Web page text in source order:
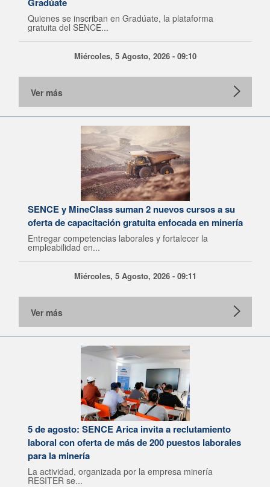
Quienes se inscriban en Gradúate, la plataforma
gratuita del SENCE...
Miércoles, 5 Agosto, 2026 - 09:10
Ver más
SENCE y MineClass suman 2 nuevos cursos a su
oferta de capacitación gratuita enfocada en minería
Entregar competencias laborales y fortalecer la
empleabilidad en...
Miércoles, 5 Agosto, 2026 - 09:11
Ver más
5 de agosto: SENCE Arica invita a reclutamiento
laboral con oferta de más de 200 puestos laborales
para la minería
La actividad, organizada por la empresa minería
RESITER se...